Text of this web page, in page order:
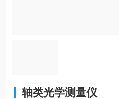
轴类光学测量仪